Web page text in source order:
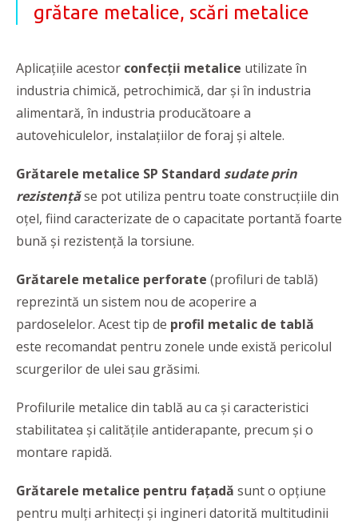
grătare metalice, scări metalice
Aplicaţiile acestor confecții metalice utilizate în
industria chimică, petrochimică, dar și în industria
alimentară, în industria producătoare a
autovehiculelor, instalațiilor de foraj și altele.
Grătarele metalice SP Standard sudate prin
rezistențăse pot utiliza pentru toate construcțiile din
oțel, fiind caracterizate de o capacitate portantă foarte
bună și rezistență la torsiune.
Grătarele metalice perforate (profiluri de tablă)
reprezintă un sistem nou de acoperire a
pardoselelor. Acest tip de profil metalic de tablă
este recomandat pentru zonele unde există pericolul
scurgerilor de ulei sau grăsimi.
Profilurile metalice din tablă au ca și caracteristici
stabilitatea și calitățile antiderapante, precum și o
montare rapidă.
Grătarele metalice pentru fațadă sunt o opțiune
pentru mulți arhitecți și ingineri datorită multitudinii